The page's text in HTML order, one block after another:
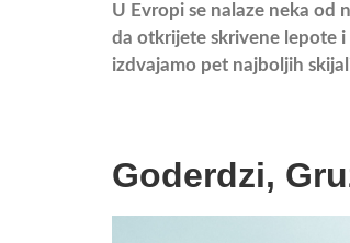
U Evropi se nalaze neka od
da otkrijete skrivene lepote
izdvajamo pet najboljih
Goderdzi,